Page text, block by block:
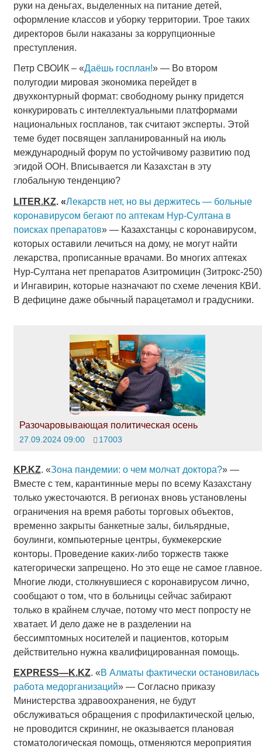
руки на деньгах, выделенных на питание детей,
оформление классов и уборку территории. Трое таких
директоров были наказаны за коррупционные
преступления.
Петр СВОИК – «Даёшь госплан!» — Во втором
полугодии мировая экономика перейдет в
двухконтурный формат: свободному рынку придется
конкурировать с интеллектуальными платформами
национальных госпланов, так считают эксперты. Этой
теме будет посвящен запланированный на июль
международный форум по устойчивому развитию под
эгидой ООН. Вписывается ли Казахстан в эту
глобальную тенденцию?
LITER.KZ. «Лекарств нет, но вы держитесь — больные
коронавирусом бегают по аптекам Нур-Султана в
поисках препаратов» — Казахстанцы с коронавирусом,
которых оставили лечиться на дому, не могут найти
лекарства, прописанные врачами. Во многих аптеках
Нур-Султана нет препаратов Азитромицин (Зитрокс-250)
и Ингавирин, которые назначают по схеме лечения КВИ.
В дефицине даже обычный парацетамол и градусники.
Разочаровывающая политическая осень
27.09.2024 09:00 17003
KP.KZ. «Зона пандемии: о чем молчат доктора?» —
Вместе с тем, карантинные меры по всему Казахстану
только ужесточаются. В регионах вновь установлены
ограничения на время работы торговых объектов,
временно закрыты банкетные залы, бильярдные,
боулинги, компьютерные центры, букмекерские
конторы. Проведение каких-либо торжеств также
категорически запрещено. Но это еще не самое главное.
Многие люди, столкнувшиеся с коронавирусом лично,
сообщают о том, что в больницы сейчас забирают
только в крайнем случае, потому что мест попросту не
хватает. И дело даже не в разделении на
бессимптомных носителей и пациентов, которым
действительно нужна квалифицированная помощь.
EXPRESS—K.KZ. «В Алматы фактически остановилась
работа медорганизаций» — Согласно приказу
Министерства здравоохранения, не будут
обслуживаться обращения с профилактической целью,
не проводится скрининг, не оказывается плановая
стоматологическая помощь, отменяются мероприятия